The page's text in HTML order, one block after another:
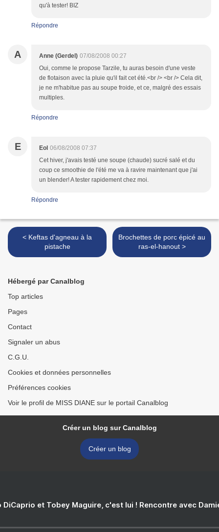
qu'à tester! BIZ
Répondre
A Anne (Gerdel) 07/08/2008 00:27
Oui, comme le propose Tarzile, tu auras besoin d'une veste
de flotaison avec la pluie qu'il fait cet été.<br /> <br /> Cela dit,
je ne m'habitue pas au soupe froide, et ce, malgré des essais
multiples.
Répondre
E Eol 06/08/2008 07:37
Cet hiver, j'avais testé une soupe (chaude) sucré salé et du
coup ce smoothie de l'été me va à ravire maintenant que j'ai
un blender! A tester rapidement chez moi.
Répondre
< Keftas d'agneau à la
pistache
Brochettes de porc épicé au
ras-el-hanout >
Hébergé par Canalblog
Top articles
Pages
Contact
Signaler un abus
C.G.U.
Cookies et données personnelles
Préférences cookies
Voir le profil de MISS DIANE sur le portail Canalblog
Créer un blog sur Canalblog
Créer un blog
DiCaprio et Tobey Maguire, c'est lui ! Rencontre avec